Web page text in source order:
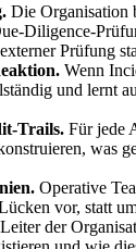
Die Organisation
Diligence-
Prüfung
Wenn
und lernt
Trails. Für jede
was
Operative
vor, statt
der